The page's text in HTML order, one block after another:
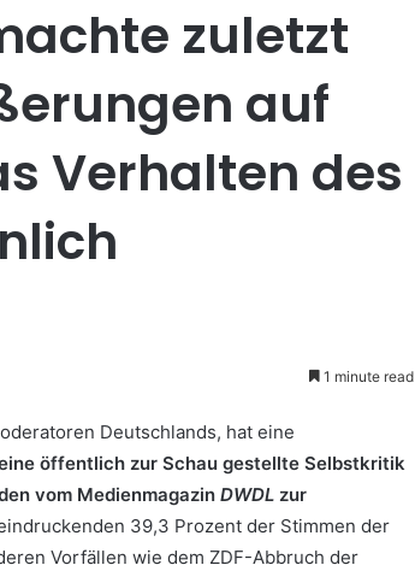
zuletzt
auf
Verhalten des
1 minute read
Deutschlands, hat eine
öffentlich zur Schau gestellte Selbstkritik
vom Medienmagazin DWDL zur
39,3 Prozent der Stimmen der
Vorfällen wie dem ZDF-Abbruch der